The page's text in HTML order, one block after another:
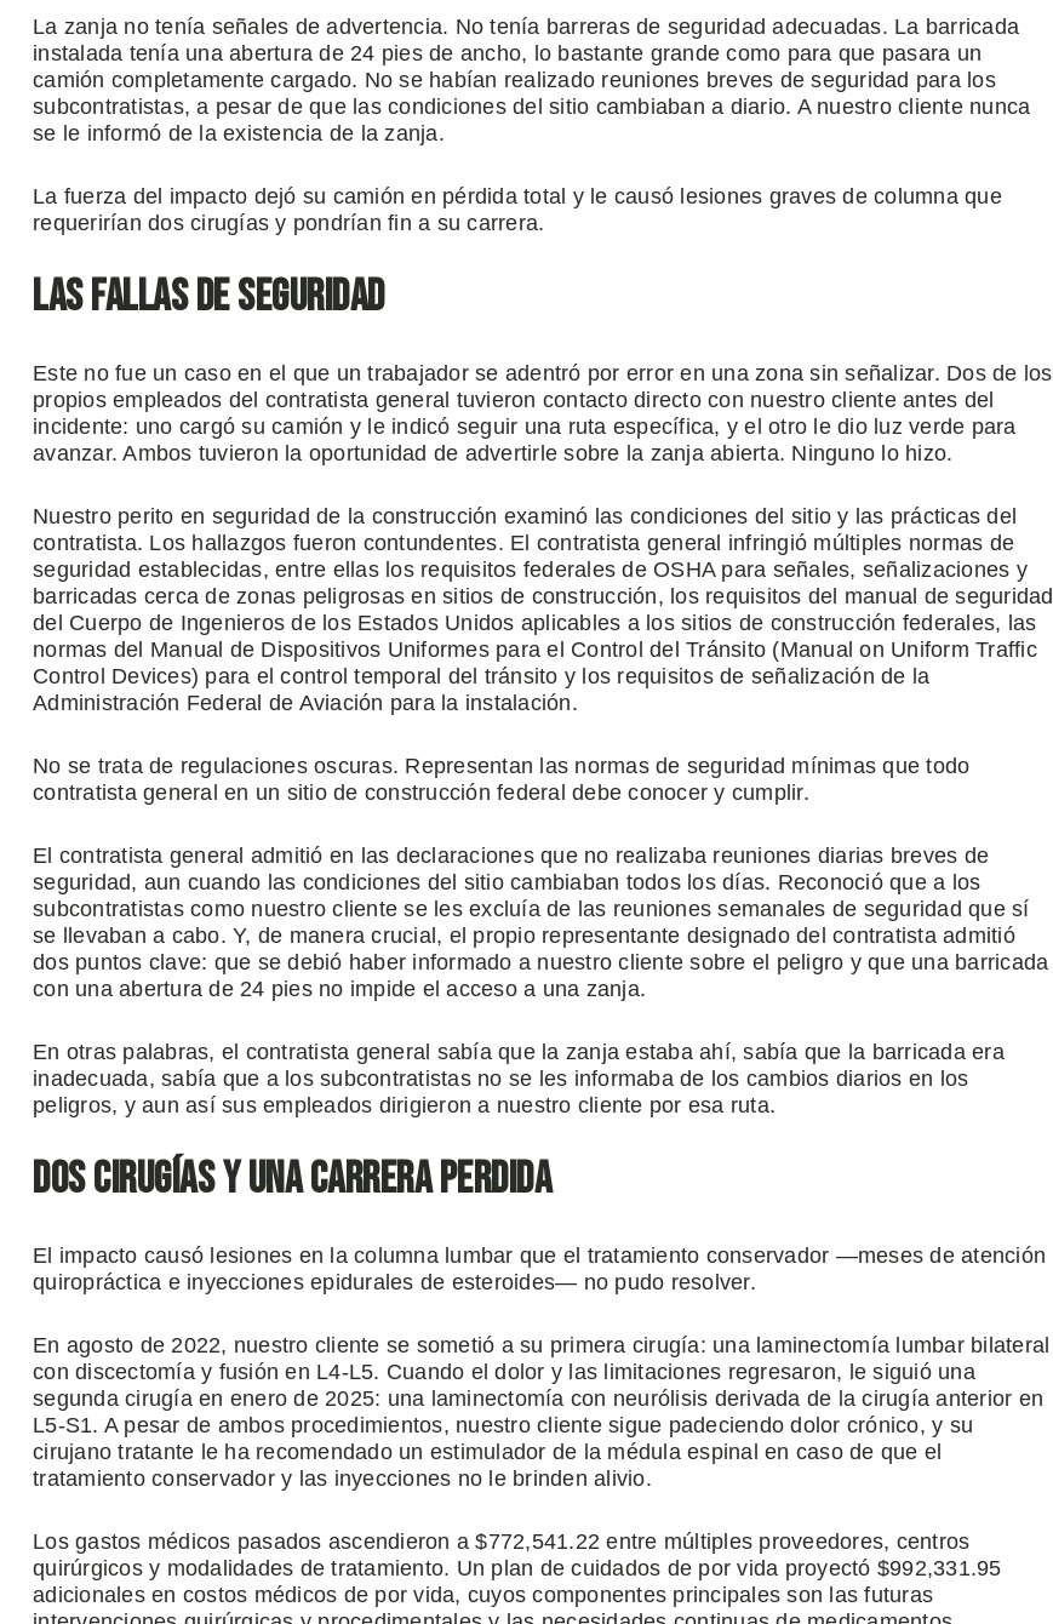
La zanja no tenía señales de advertencia. No tenía barreras de seguridad adecuadas. La barricada
instalada tenía una abertura de 24 pies de ancho, lo bastante grande como para que pasara un
camión completamente cargado. No se habían realizado reuniones breves de seguridad para los
subcontratistas, a pesar de que las condiciones del sitio cambiaban a diario. A nuestro cliente nunca
se le informó de la existencia de la zanja.
La fuerza del impacto dejó su camión en pérdida total y le causó lesiones graves de columna que
requerirían dos cirugías y pondrían fin a su carrera.
Las fallas de seguridad
Este no fue un caso en el que un trabajador se adentró por error en una zona sin señalizar. Dos de los
propios empleados del contratista general tuvieron contacto directo con nuestro cliente antes del
incidente: uno cargó su camión y le indicó seguir una ruta específica, y el otro le dio luz verde para
avanzar. Ambos tuvieron la oportunidad de advertirle sobre la zanja abierta. Ninguno lo hizo.
Nuestro perito en seguridad de la construcción examinó las condiciones del sitio y las prácticas del
contratista. Los hallazgos fueron contundentes. El contratista general infringió múltiples normas de
seguridad establecidas, entre ellas los requisitos federales de OSHA para señales, señalizaciones y
barricadas cerca de zonas peligrosas en sitios de construcción, los requisitos del manual de seguridad
del Cuerpo de Ingenieros de los Estados Unidos aplicables a los sitios de construcción federales, las
normas del Manual de Dispositivos Uniformes para el Control del Tránsito (Manual on Uniform Traffic
Control Devices) para el control temporal del tránsito y los requisitos de señalización de la
Administración Federal de Aviación para la instalación.
No se trata de regulaciones oscuras. Representan las normas de seguridad mínimas que todo
contratista general en un sitio de construcción federal debe conocer y cumplir.
El contratista general admitió en las declaraciones que no realizaba reuniones diarias breves de
seguridad, aun cuando las condiciones del sitio cambiaban todos los días. Reconoció que a los
subcontratistas como nuestro cliente se les excluía de las reuniones semanales de seguridad que sí
se llevaban a cabo. Y, de manera crucial, el propio representante designado del contratista admitió
dos puntos clave: que se debió haber informado a nuestro cliente sobre el peligro y que una barricada
con una abertura de 24 pies no impide el acceso a una zanja.
En otras palabras, el contratista general sabía que la zanja estaba ahí, sabía que la barricada era
inadecuada, sabía que a los subcontratistas no se les informaba de los cambios diarios en los
peligros, y aun así sus empleados dirigieron a nuestro cliente por esa ruta.
Dos cirugías y una carrera perdida
El impacto causó lesiones en la columna lumbar que el tratamiento conservador —meses de atención
quiropráctica e inyecciones epidurales de esteroides— no pudo resolver.
En agosto de 2022, nuestro cliente se sometió a su primera cirugía: una laminectomía lumbar bilateral
con discectomía y fusión en L4-L5. Cuando el dolor y las limitaciones regresaron, le siguió una
segunda cirugía en enero de 2025: una laminectomía con neurólisis derivada de la cirugía anterior en
L5-S1. A pesar de ambos procedimientos, nuestro cliente sigue padeciendo dolor crónico, y su
cirujano tratante le ha recomendado un estimulador de la médula espinal en caso de que el
tratamiento conservador y las inyecciones no le brinden alivio.
Los gastos médicos pasados ascendieron a $772,541.22 entre múltiples proveedores, centros
quirúrgicos y modalidades de tratamiento. Un plan de cuidados de por vida proyectó $992,331.95
adicionales en costos médicos de por vida, cuyos componentes principales son las futuras